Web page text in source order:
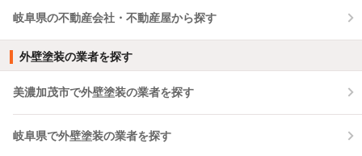
岐阜県の不動産会社・不動産屋から探す
外壁塗装の業者を探す
美濃加茂市で外壁塗装の業者を探す
岐阜県で外壁塗装の業者を探す